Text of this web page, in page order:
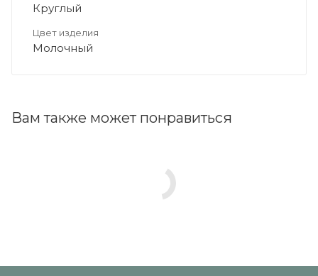
Круглый
Цвет изделия
Молочный
Вам также может понравиться